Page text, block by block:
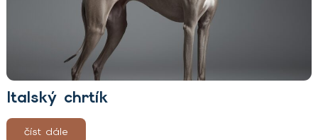
Italský chrtík
číst dále